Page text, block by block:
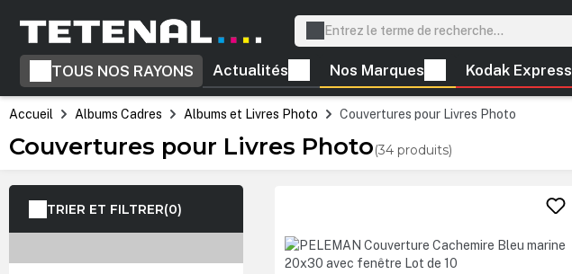
Passer à la navigation principale
TOUS NOS RAYONS Actualités Nos Marques Kodak Express
Accueil Albums Cadres Albums et Livres Photo Couvertures pour Livres Photo
Couvertures pour Livres Photo(34 produits)
TRIER ET FILTRER(0)